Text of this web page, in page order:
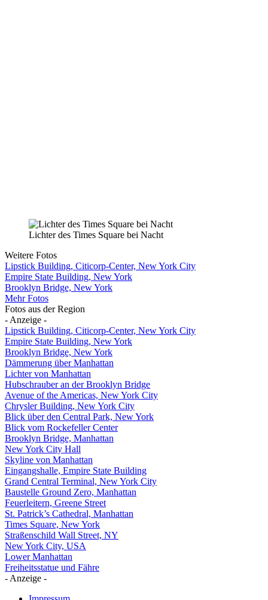
Lichter des Times Square bei Nacht
Weitere Fotos
Lipstick Building, Citicorp-Center, New York City
Empire State Building, New York
Brooklyn Bridge, New York
Mehr Fotos
Fotos aus der Region
- Anzeige -
Lipstick Building, Citicorp-Center, New York City
Empire State Building, New York
Brooklyn Bridge, New York
Dämmerung über Manhattan
Lichter von Manhattan
Hubschrauber an der Brooklyn Bridge
Avenue of the Americas, New York City
Chrysler Building, New York City
Blick über den Central Park, New York
Blick vom Rockefeller Center
Brooklyn Bridge, Manhattan
New York City Hall
Skyline von Manhattan
Eingangshalle, Empire State Building
Grand Central Terminal, New York City
Baustelle Ground Zero, Manhattan
Feuerleitern, Greene Street
St. Patrick’s Cathedral, Manhattan
Times Square, New York
Straßenschild Wall Street, NY
New York City, USA
Lower Manhattan
Freiheitsstatue und Fähre
- Anzeige -